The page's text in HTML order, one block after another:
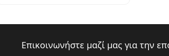
Επικοινωνήστε μαζί μας για την